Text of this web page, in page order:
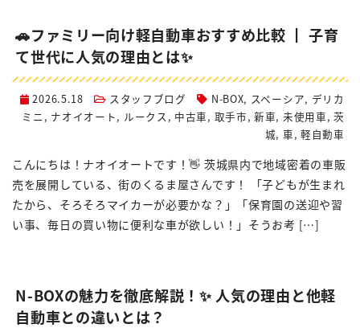
🚗ファミリー向け軽自動車おすすめ比較 ┃ 子育
て世代に人気の理由とは✨
2026.5.18 スタッフブログ N-BOX, スペーシア, デリカ
ミニ , ナオイオート, ルークス , 中古車, 取手市,新車, 未使用車,茨
城, 車, 軽自動車
こんにちは！ナオイオートです！👋 茨城県内で地域密着の車販
売を展開している、街のくるま屋さんです！ 「子どもが生まれ
たから、そろそろマイカーが必要かな？」「保育園の送迎や習
い事、毎日の買い物に便利な車が欲しい！」そうお考 […]
N-BOXの魅力を徹底解説！✨ 人気の理由と他軽
自動車との違いとは？